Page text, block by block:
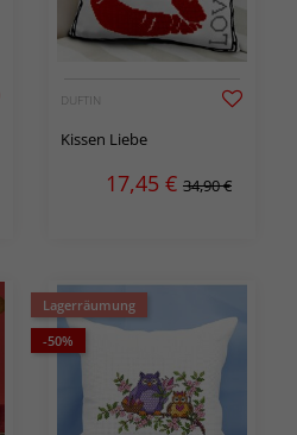
DUFTIN
Kissen Liebe
17,45 € 34,90 €
Lagerräumung
-50%